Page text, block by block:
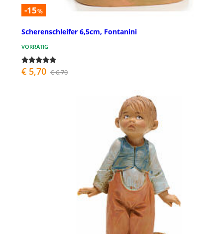
-15%
Scherenschleifer 6,5cm, Fontanini
VORRÄTIG
€ 5,70 € 6,70